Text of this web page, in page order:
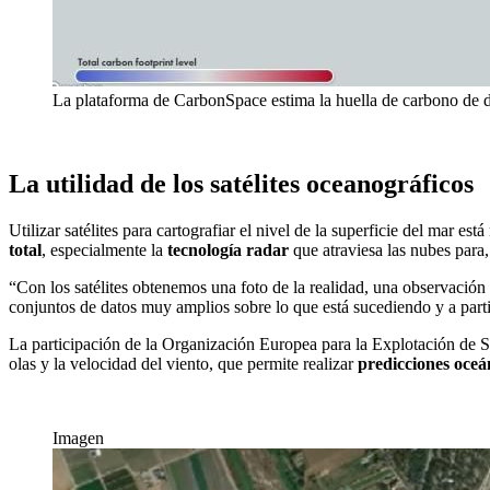
La plataforma de CarbonSpace estima la huella de carbono de
La utilidad de los satélites oceanográficos
Utilizar satélites para cartografiar el nivel de la superficie del mar
total, especialmente la tecnología radar que atraviesa las nubes
“Con los satélites obtenemos una foto de la realidad, una
conjuntos de datos muy amplios sobre lo que está sucediendo y a
La participación de la Organización Europea para la Explotación de
olas y la velocidad del viento, que permite realizarpredicciones
Imagen